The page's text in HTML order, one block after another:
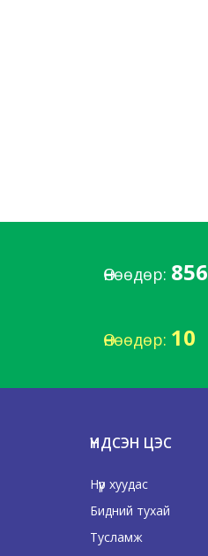
Өнөөдөр: 856
Өнөөдөр: 10
ҮНДСЭН ЦЭС
Нүүр хуудас
Бидний тухай
Тусламж